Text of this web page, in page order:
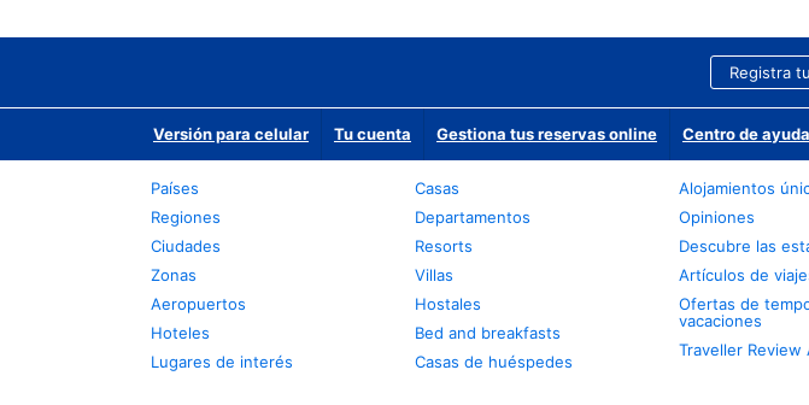
Registra
Versión para celular Tu cuenta Gestiona tus reservas online Centro de
Países
Regiones
Ciudades
Zonas
Aeropuertos
Hoteles
Lugares de interés
Casas
Departamentos
Resorts
Villas
Hostales
Bed and breakfasts
Casas de huéspedes
Alojamientos
Opiniones
Descubre las
Artículos de
Ofertas de
vacaciones
Traveller Review